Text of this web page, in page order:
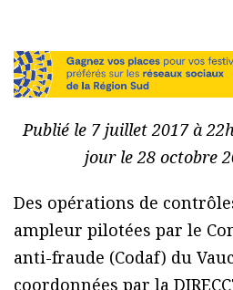
Publié le 7 juillet 2017 à
jour le 28 octobre
Des opérations de
ampleur pilotées par le
anti-fraude (Codaf) du
coordonnées par la